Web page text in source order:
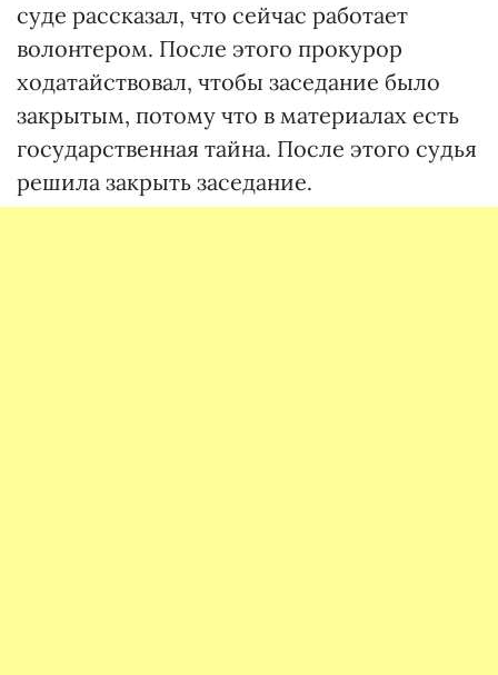
суде рассказал, что сейчас работает
волонтером. После этого прокурор
ходатайствовал, чтобы заседание было
закрытым, потому что в материалах есть
государственная тайна. После этого судья
решила закрыть заседание.